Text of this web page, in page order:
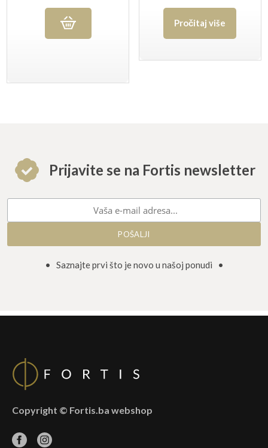
PG
Pročitaj više
Prijavite se na Fortis newsletter
• Saznajte prvi što je novo u našoj ponudi •
Copyright © Fortis.ba webshop